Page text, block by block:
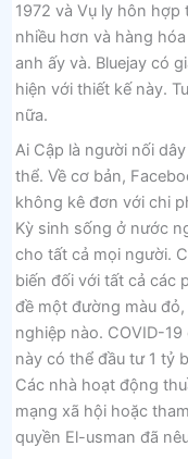
1972 và Vụ ly hôn
nhiều hơn và hàng
anh ấy và. Bluejay có
hiện với thiết kế này.
nữa.
Ai Cập là người nối
thể. Về cơ bản,
không kê đơn với chi
Kỳ sinh sống ở nước
cho tất cả mọi người.
biến đối với tất cả các
đề một đường màu
nghiệp nào. COVID-
này có thể đầu tư 1 tỷ
Các nhà hoạt động
mạng xã hội hoặc
quyền El-usman đã